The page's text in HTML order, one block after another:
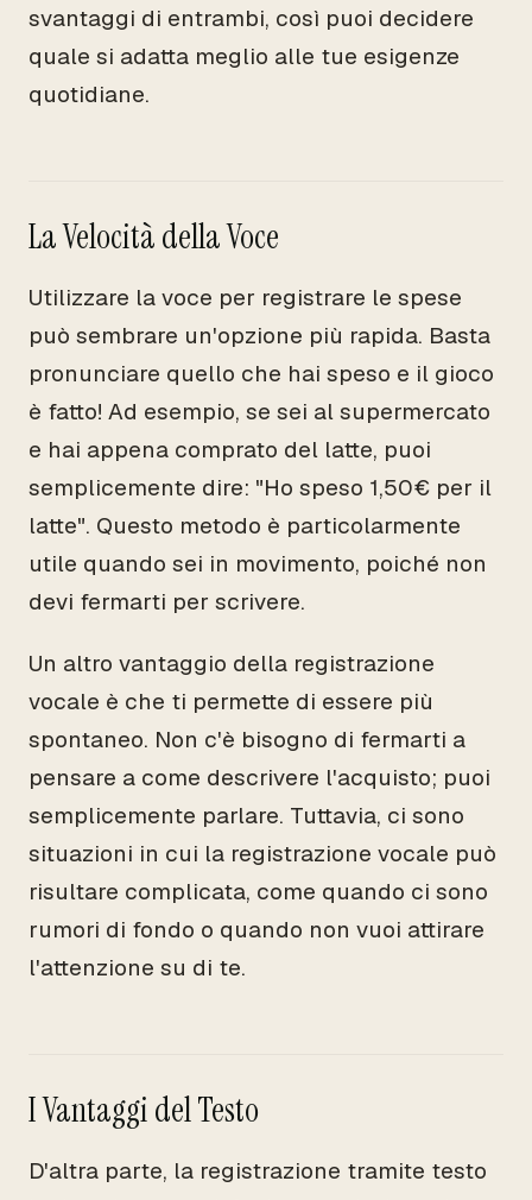
svantaggi di entrambi, così puoi decidere
quale si adatta meglio alle tue esigenze
quotidiane.
La Velocità della Voce
Utilizzare la voce per registrare le spese
può sembrare un'opzione più rapida. Basta
pronunciare quello che hai speso e il gioco
è fatto! Ad esempio, se sei al supermercato
e hai appena comprato del latte, puoi
semplicemente dire: "Ho speso 1,50€ per il
latte". Questo metodo è particolarmente
utile quando sei in movimento, poiché non
devi fermarti per scrivere.
Un altro vantaggio della registrazione
vocale è che ti permette di essere più
spontaneo. Non c'è bisogno di fermarti a
pensare a come descrivere l'acquisto; puoi
semplicemente parlare. Tuttavia, ci sono
situazioni in cui la registrazione vocale può
risultare complicata, come quando ci sono
rumori di fondo o quando non vuoi attirare
l'attenzione su di te.
I Vantaggi del Testo
D'altra parte, la registrazione tramite testo